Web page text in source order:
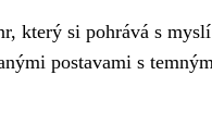
který si pohrává s
postavami s